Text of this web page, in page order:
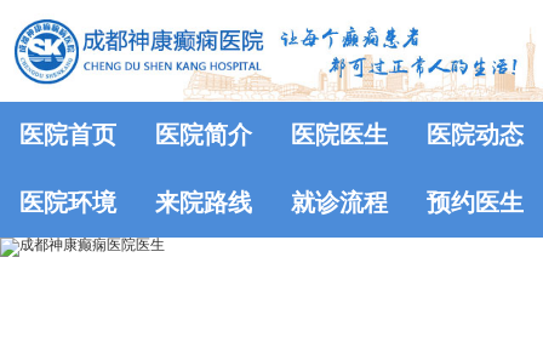
医院首页 医院简介 医院医生 医院动态
医院环境 来院路线 就诊流程 预约医生